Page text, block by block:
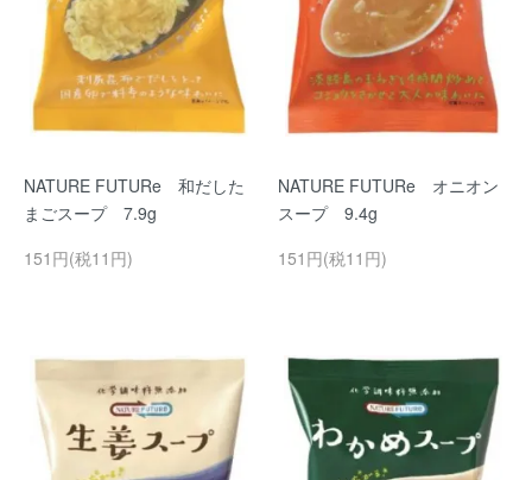
NATURE FUTURe 和だした
まごスープ 7.9g
151円(税11円)
NATURE FUTURe オニオン
スープ 9.4g
151円(税11円)